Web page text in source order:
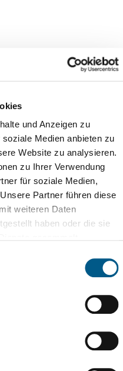
und Anzeigen zu
Medien anbieten zu
Website zu analysieren.
zu Ihrer Verwendung
für soziale Medien,
Partner führen diese
weiteren Daten
haben oder die sie
Impressum.